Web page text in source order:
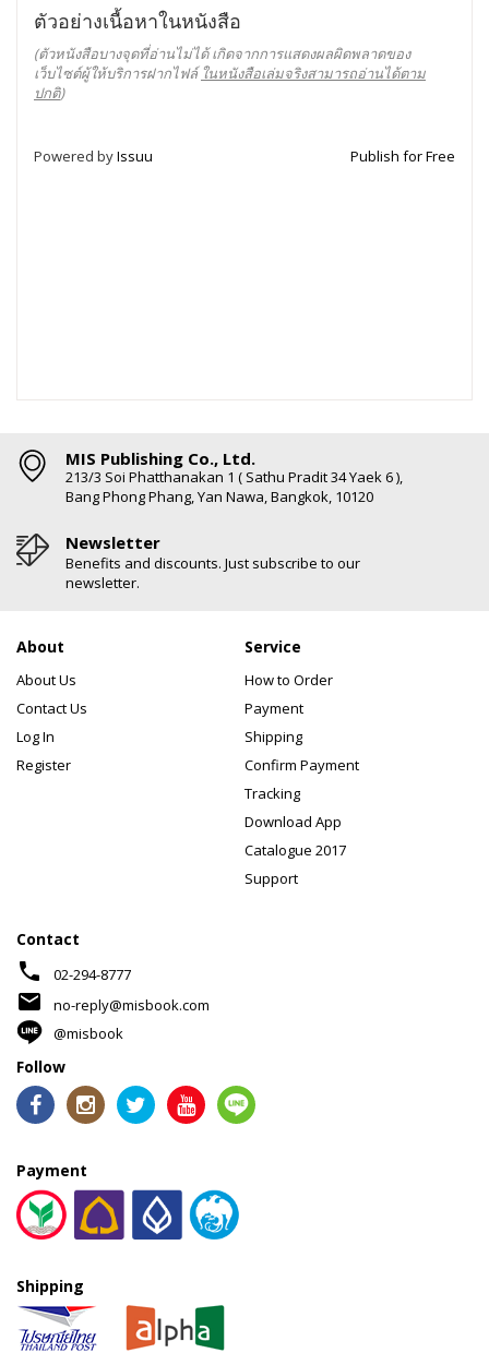
ตัวอย่างเนื้อหาในหนังสือ
(ตัวหนังสือบางจุดที่อ่านไม่ได้ เกิดจากการแสดงผลผิดพลาดของ
เว็บไซต์ผู้ให้บริการฝากไฟล์ ในหนังสือเล่มจริงสามารถอ่านได้ตาม
ปกติ)
Powered byIssuu Publish for Free
MIS Publishing Co., Ltd.
213/3 Soi Phatthanakan 1 ( Sathu Pradit 34 Yaek 6 ),
Bang Phong Phang, Yan Nawa, Bangkok, 10120
Newsletter
Benefits and discounts. Just subscribe to our
newsletter.
About
About Us
Contact Us
Log In
Register
Service
How to Order
Payment
Shipping
Confirm Payment
Tracking
Download App
Catalogue 2017
Support
Contact
phone 02-294-8777
mail
no-reply@misbook.com
@misbook
Follow
Payment
Shipping